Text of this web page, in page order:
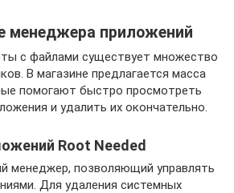
менеджера приложений
с файлами существует множество
В магазине предлагается масса
помогают быстро просмотреть
и удалить их окончательно.
Root Needed
менеджер, позволяющий управлять
Для удаления системных